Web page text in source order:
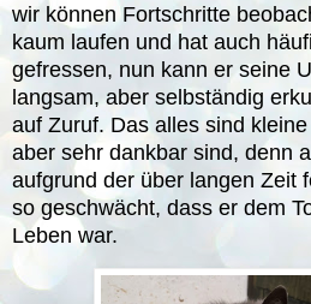
wir können Fortschritte
kaum laufen und hat auch
gefressen, nun kann er seine
langsam, aber selbständig
auf Zuruf. Das alles sind
aber sehr dankbar sind, denn
aufgrund der über langen Zeit
so geschwächt, dass er dem
Leben war.